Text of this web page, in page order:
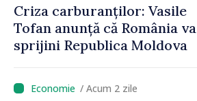
Criza carburanților: Vasile
Tofan anunță că România va
sprijini Republica Moldova
/ Acum 2 zile